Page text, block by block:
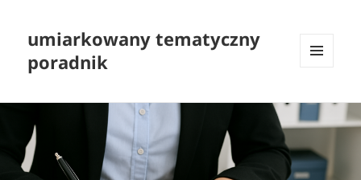
umiarkowany tematyczny
poradnik
WIDGETY